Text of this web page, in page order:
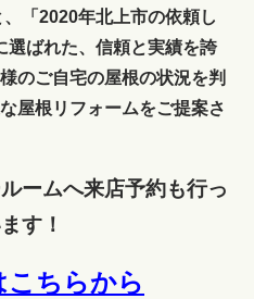
「2020年北上市の依頼し
選ばれた、信頼と実績を誇
のご自宅の屋根の状況を判
屋根リフォームをご提案さ
ームへ来店予約も行っ
す！
こちらから